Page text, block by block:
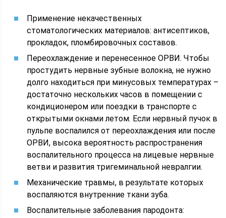
Применение некачественных
стоматологических материалов: антисептиков,
прокладок, пломбировочных составов.
Переохлаждение и перенесенное ОРВИ. Чтобы
простудить нервные зубные волокна, не нужно
долго находиться при минусовых температурах –
достаточно нескольких часов в помещении с
кондиционером или поездки в транспорте с
открытыми окнами летом. Если нервный пучок в
пульпе воспалился от переохлаждения или после
ОРВИ, высока вероятность распространения
воспалительного процесса на лицевые нервные
ветви и развития тригеминальной невралгии.
Механические травмы, в результате которых
воспаляются внутренние ткани зуба.
Воспалительные заболевания пародонта: